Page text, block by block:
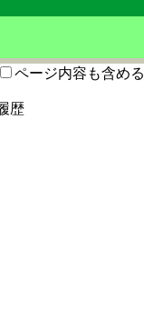
ページ内容も含める
歴